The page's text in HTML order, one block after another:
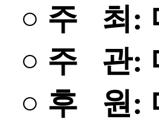
○ 주 최:
○ 주 관:
○ 후 원: